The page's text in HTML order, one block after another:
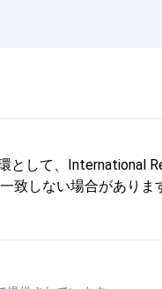
して、International
致しない場合がありま